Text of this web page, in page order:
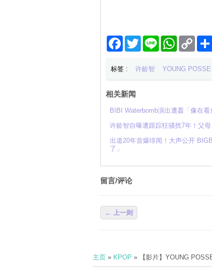
Facebook
TwitterLine WhatsApp
Copy
Link
标签 : 许龄智 YOUNG POSSE
相关新闻
BIBI Waterbomb演出遭轰「像在
许龄智自曝遭跟踪狂骚扰7年！父
出道20年首爆绯闻！大声公开
了」
留言/评论
← 上一则
主页» KPOP » 【影片】YOUNG